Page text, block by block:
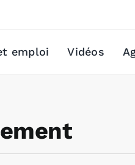
emploi Vidéos